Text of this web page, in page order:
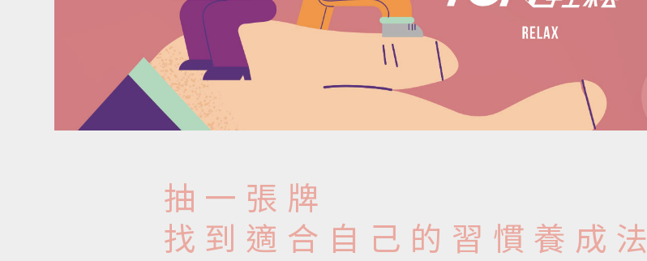
抽一張牌
找到適合自己的習慣 養成法